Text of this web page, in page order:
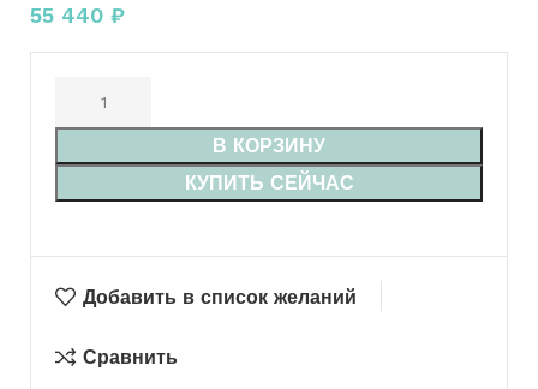
55 440 ₽
В КОРЗИНУ
КУПИТЬ СЕЙЧАС
Добавить в список желаний
Сравнить